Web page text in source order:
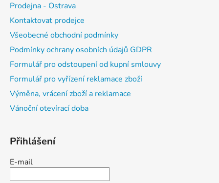
Prodejna - Ostrava
Kontaktovat prodejce
Všeobecné obchodní podmínky
Podmínky ochrany osobních údajů GDPR
Formulář pro odstoupení od kupní smlouvy
Formulář pro vyřízení reklamace zboží
Výměna, vrácení zboží a reklamace
Vánoční otevírací doba
Přihlášení
E-mail